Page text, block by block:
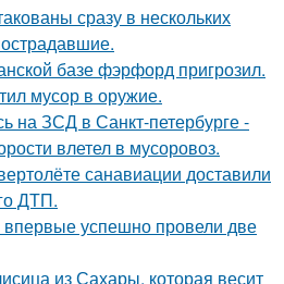
сразу в нескольких
базе фэрфорд пригрозил.
мусор в оружие.
на ЗСД в Санкт-петербурге -
влетел в мусоровоз.
санавиации доставили
ДТП.
успешно провели две
из Сахары, которая весит